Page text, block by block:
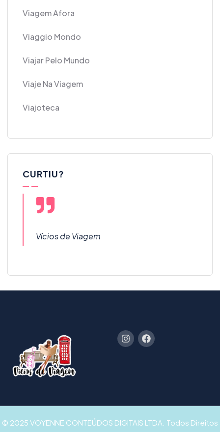
Viagem Afora
Viaggio Mondo
Viajar Pelo Mundo
Viaje Na Viagem
Viajoteca
CURTIU?
Vícios de Viagem
© 2025 VOYENNE CONTEÚDOS DIGITAIS LTDA. Todos Direitos